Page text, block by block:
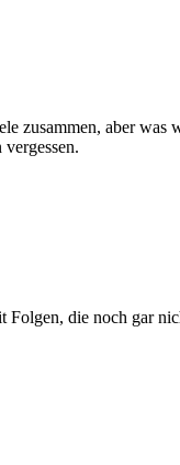
zusammen, aber
die noch gar